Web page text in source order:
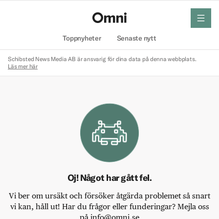
Toppnyheter Senaste nytt
meny
Schibsted News Media AB är ansvarig för dina data på denna webbplats.
Läs mer här
Oj! Något har gått fel.
Vi ber om ursäkt och försöker åtgärda problemet så snart
vi kan, håll ut! Har du frågor eller funderingar? Mejla oss